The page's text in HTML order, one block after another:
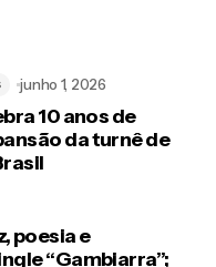
10 anos de
da turnê de
junho 1, 2026
poesia e
“Gambiarra”;